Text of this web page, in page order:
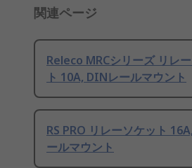
関連ページ
Releco MRCシリーズ リレ
ト 10A, DINレールマウント
RS PRO リレーソケット
ールマウント